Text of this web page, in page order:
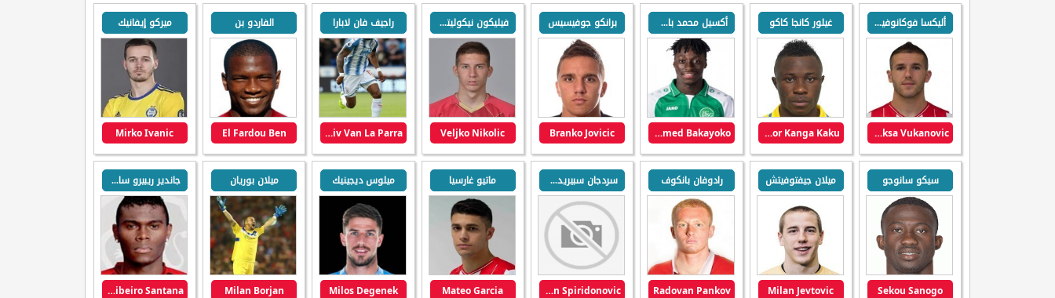
أليكسا فوكانوفيتش
Aleksa Vukanovic
غيلور كانجا كاكو
Guelor Kanga Kaku
أكسيل محمد باكايوكو
Axel Mohamed Bakayoko
برانكو جوفيسيس
Branko Jovicic
فيليكون نيكوليتش
Veljko Nikolic
راجيف فان لابارا
Rajiv Van La Parra
الفاردو بن
El Fardou Ben
ميركو إيفانيك
Mirko Ivanic
سيكو سانوجو
Sekou Sanogo
ميلان جيفتوفيتش
Milan Jevtovic
رادوفان بانكوف
Radovan Pankov
سردجان سبيريدونوفيتش
Srdjan Spiridonovic
ماتيو غارسيا
Mateo Garcia
ميلوس ديجينيك
Milos Degenek
ميلان بوريان
Milan Borjan
جاندير ريبيرو سانتانا
Jander Ribeiro Santana